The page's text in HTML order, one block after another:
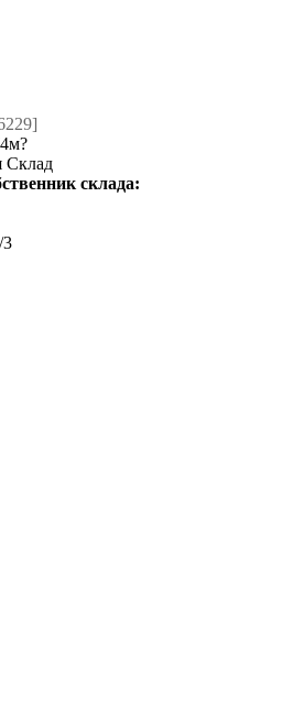
Склад
склада:
/3